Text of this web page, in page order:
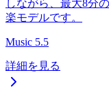
しながら、最大8分
楽モデルです。
Music 5.5
詳細を見る